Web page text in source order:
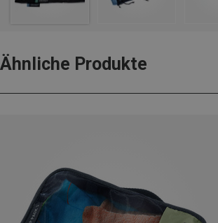
Ähnliche Produkte